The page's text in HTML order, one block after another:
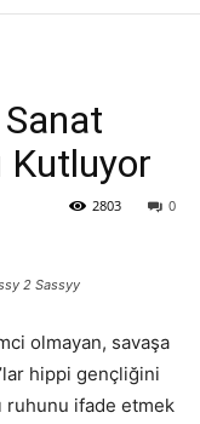
Kutluyor
0
2803
2 Sassyy
olmayan, savaşa
hippi gençliğini
ruhunu ifade etmek